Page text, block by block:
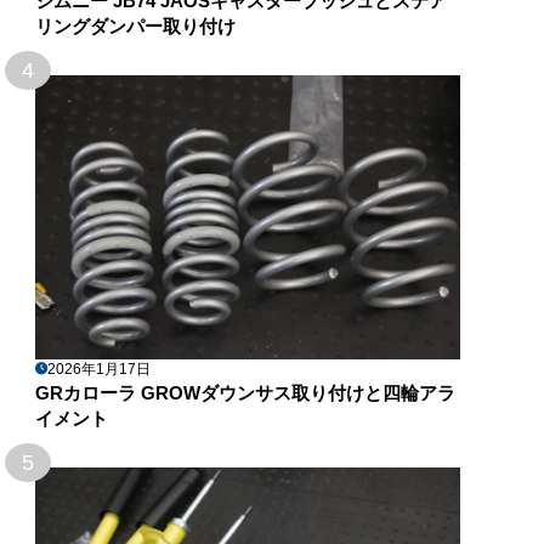
リングダンパー取り付け
4
2026年1月17日
GRカローラ GROWダウンサス取り付けと四輪アラ
イメント
5